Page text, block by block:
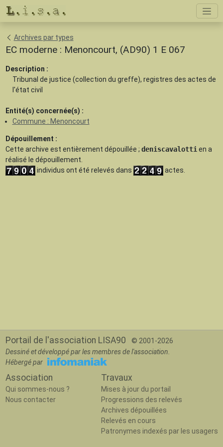
Archives par types
EC moderne : Menoncourt, (AD90) 1 E 067
Description :
Tribunal de justice (collection du greffe), registres des actes de
l'état civil
Entité(s) concernée(s) :
Commune : Menoncourt
Dépouillement :
Cette archive est entièrement dépouillée ; deniscavalotti en a
réalisé le dépouillement.
individus ont été relevés dans
actes.
Portail de l'association LISA90
© 2001-2026
Dessiné et développé par les membres de l'association.
Hébergé par
Association
Qui sommes-nous ?
Nous contacter
Travaux
Mises à jour du portail
Progressions des relevés
Archives dépouillées
Relevés en cours
Patronymes indexés par les usagers